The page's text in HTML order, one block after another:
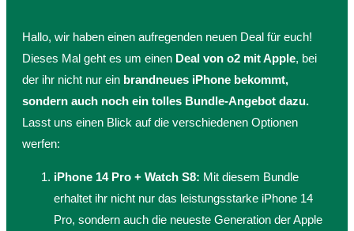
Hallo, wir haben einen aufregenden neuen Deal für euch!
Dieses Mal geht es um einen Deal von o2 mit Apple, bei
der ihr nicht nur ein brandneues iPhone bekommt,
sondern auch noch ein tolles Bundle-Angebot dazu.
Lasst uns einen Blick auf die verschiedenen Optionen
werfen:
iPhone 14 Pro + Watch S8: Mit diesem Bundle
erhaltet ihr nicht nur das leistungsstarke iPhone 14
Pro, sondern auch die neueste Generation der Apple